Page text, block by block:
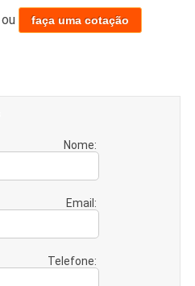
ou faça uma cotação
Nome:
Email:
Telefone: